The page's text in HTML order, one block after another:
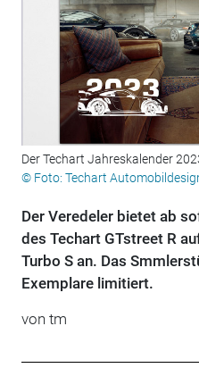
Der Techart Jahreskalender
© Foto: Techart
Der Veredeler bietet ab
des Techart GTstreet R
Turbo S an. Das
Exemplare limitiert.
von tm